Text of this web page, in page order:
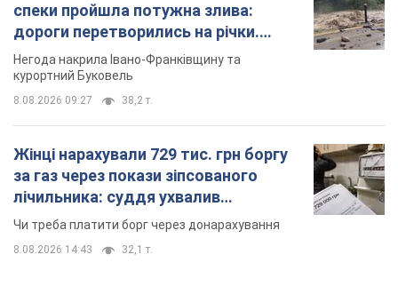
спеки пройшла потужна злива:
дороги перетворились на річки.
Відео
Негода накрила Івано-Франківщину та
курортний Буковель
8.08.2026 09:27 38,2 т.
Жінці нарахували 729 тис. грн боргу
за газ через покази зіпсованого
лічильника: суддя ухвалив
неочікуване рішення
Чи треба платити борг через донарахування
8.08.2026 14:43 32,1 т.